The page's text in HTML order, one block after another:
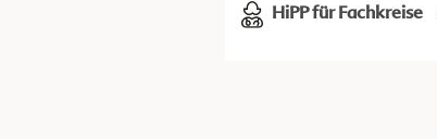
HiPP für Fachkreise